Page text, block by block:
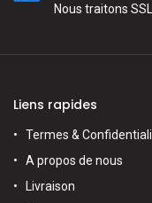
Nous traitons
Liens rapides
Termes &
A propos de nous
Livraison